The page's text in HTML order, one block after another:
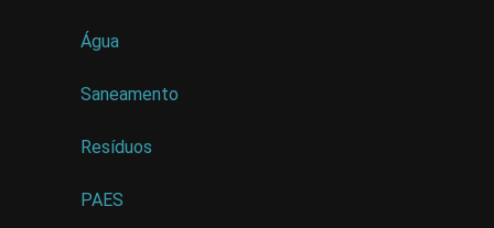
Água
Saneamento
Resíduos
PAES